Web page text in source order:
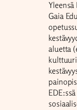
Gaia
aluetta